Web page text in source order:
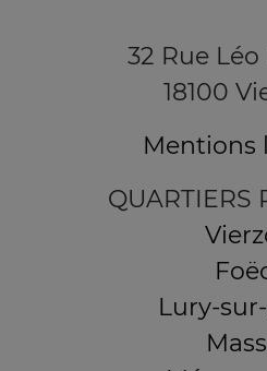
32 Rue
18100
Mentions
QUARTIERS
Lury-